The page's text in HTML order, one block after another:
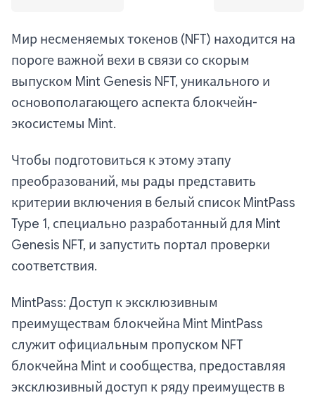
Мир несменяемых токенов (NFT) находится на
пороге важной вехи в связи со скорым
выпуском Mint Genesis NFT, уникального и
основополагающего аспекта блокчейн-
экосистемы Mint.
Чтобы подготовиться к этому этапу
преобразований, мы рады представить
критерии включения в белый список MintPass
Type 1, специально разработанный для Mint
Genesis NFT, и запустить портал проверки
соответствия.
MintPass: Доступ к эксклюзивным
преимуществам блокчейна Mint MintPass
служит официальным пропуском NFT
блокчейна Mint и сообщества, предоставляя
эксклюзивный доступ к ряду преимуществ в